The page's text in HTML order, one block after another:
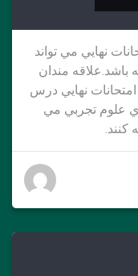
نهايي مي تواند
مندان
نهايي درس
ي علوم تجربي مي
كنند.